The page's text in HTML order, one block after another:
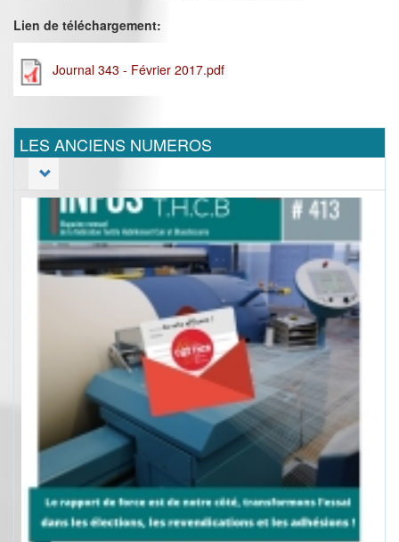
Lien de téléchargement:
Journal 343 - Février 2017.pdf
LES ANCIENS NUMEROS